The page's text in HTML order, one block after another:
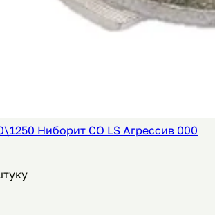
Ниборит СО LS Агрессив 000